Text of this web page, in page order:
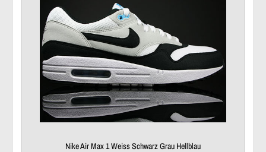
Nike Air Max 1 Weiss Schwarz Grau Hellblau